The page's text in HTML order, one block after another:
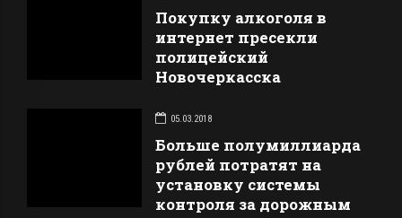
Покупку алкоголя в
интернет пресекли
полицейский
Новочеркасска
05.03.2018
Больше полумиллиарда
рублей потратят на
установку системы
контроля за дорожным